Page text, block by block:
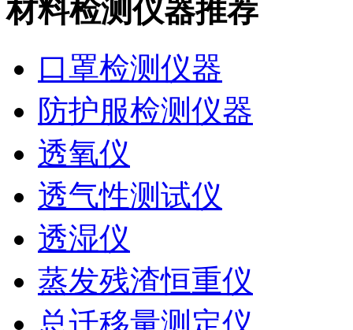
材料检测仪器推荐
口罩检测仪器
防护服检测仪器
透氧仪
透气性测试仪
透湿仪
蒸发残渣恒重仪
总迁移量测定仪